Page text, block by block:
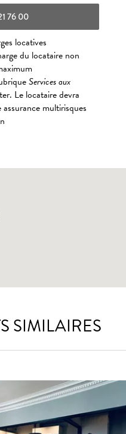
76 00
locatives
du locataire non
Services aux
Le locataire devra
multirisques
SIMILAIRES